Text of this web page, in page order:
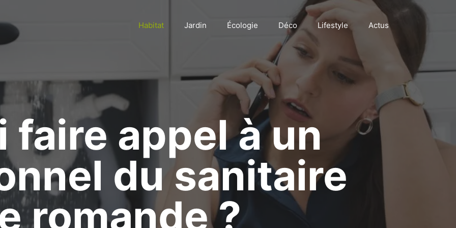
Habitat Jardin Écologie Déco Lifestyle Actus
faire appel à un
du sanitaire
romande ?